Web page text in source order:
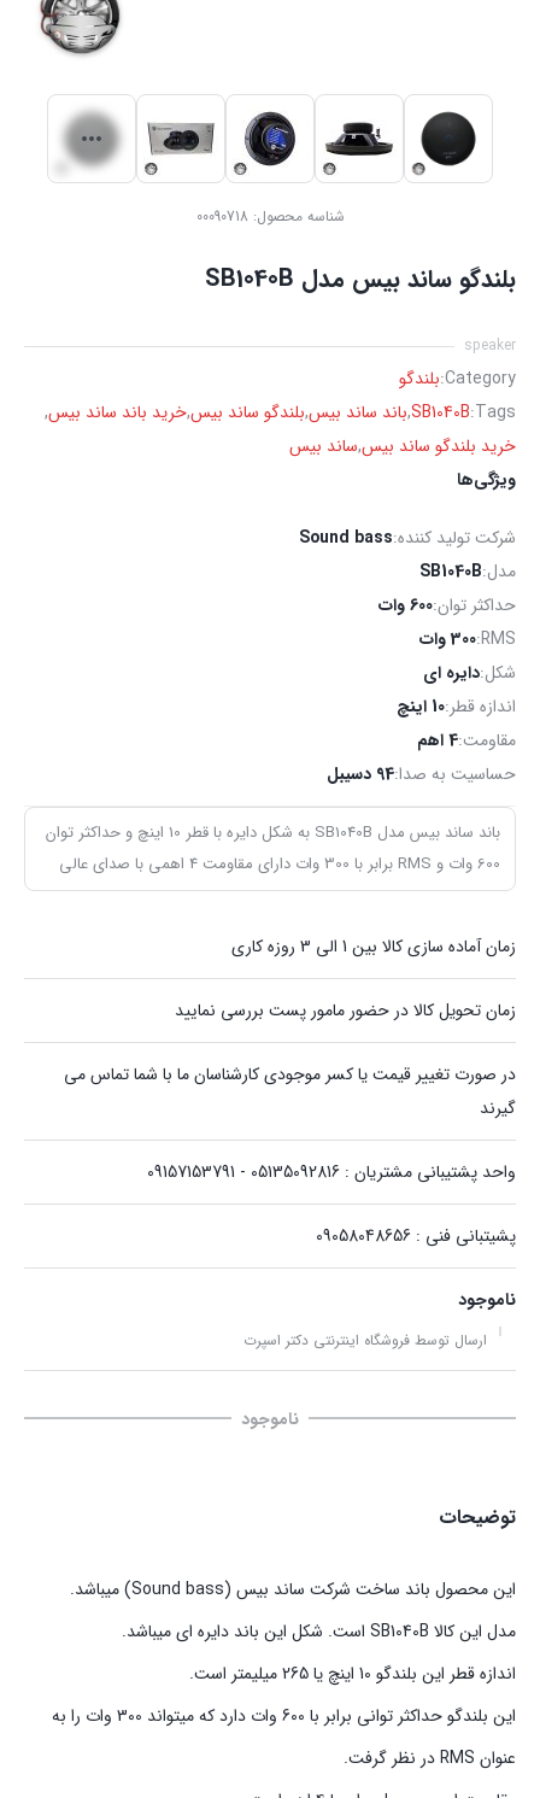
شناسه محصول:00090718
بلندگو ساند بیس مدل SB1040B
speaker
Category: بلندگو
Tags:
SB1040B
,باند ساند بیس,بلندگو ساند بیس,خرید باند ساند بیس,
خرید بلندگو ساند بیس,ساند بیس
ویژگی‌ها
شرکت تولید کننده:Sound bass
مدل:SB1040B
حداکثر توان:600 وات
RMS:300 وات
شکل:دایره ای
اندازه قطر:10 اینچ
مقاومت:4 اهم
حساسیت به صدا:94 دسیبل
باند ساند بیس مدل SB1040B به شکل دایره با قطر 10 اینچ و حداکثر توان
600 وات و RMS برابر با 300 وات دارای مقاومت 4 اهمی با صدای عالی
زمان آماده سازی کالا بین 1 الی 3 روزه کاری
زمان تحویل کالا در حضور مامور پست بررسی نمایید
در صورت تغییر قیمت یا کسر موجودی کارشناسان ما با شما تماس می
گیرند
واحد پشتیبانی مشتریان : 05135092816 - 09157153791
پشیتبانی فنی : 09058048656
ناموجود
ارسال توسط فروشگاه اینترنتی دکتر اسپرت
ناموجود
توضیحات
این محصول باند ساخت شرکت ساند بیس (Sound bass) میباشد.
مدل این کالا SB1040B است. شکل این باند دایره ای میباشد.
اندازه قطر این بلندگو 10 اینچ یا 265 میلیمتر است.
این بلندگو حداکثر توانی برابر با 600 وات دارد که میتواند 300 وات را به
عنوان RMS در نظر گرفت.